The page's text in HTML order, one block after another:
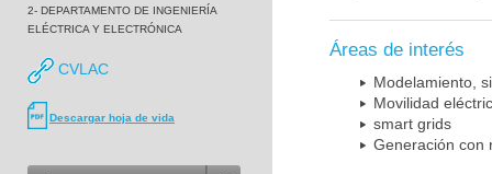
2- DEPARTAMENTO DE INGENIERÍA
ELÉCTRICA Y ELECTRÓNICA
CVLAC
Descargar hoja de vida
Áreas de interés
Modelamiento,
Movilidad
smart grids
Generación con